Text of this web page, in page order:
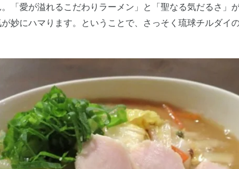
「愛が溢れるこだわりラーメン」と「聖なる気だるさ」
妙にハマります。ということで、さっそく琉球チルダイ